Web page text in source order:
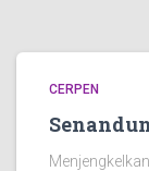
CERPEN